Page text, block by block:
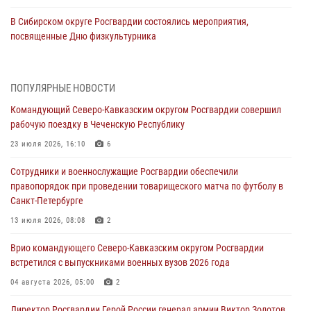
В Сибирском округе Росгвардии состоялись мероприятия,
посвященные Дню физкультурника
На Дальнем Востоке продолжается всероссийская акция "Каникулы
08 августа 2026, 00:00
Заместитель директора Росгвардии генерал-полковник Владислав
Днем физкультурника
07 августа 2026, 21:01
«Росгвардия. Вехи истории»: первая антитеррористическая
07 августа 2026, 15:28 1
В Башкортостане при силовой поддержке спецназа Росгвардии
ПОПУЛЯРНЫЕ НОВОСТИ
Командующий Северо-Кавказским округом Росгвардии совершил
рабочую поездку в Чеченскую Республику
23 июля 2026, 16:10 6
Сотрудники и военнослужащие Росгвардии обеспечили
правопорядок при проведении товарищеского матча по футболу в
Санкт-Петербурге
13 июля 2026, 08:08 2
Врио командующего Северо-Кавказским округом Росгвардии
встретился с выпускниками военных вузов 2026 года
04 августа 2026, 05:00 2